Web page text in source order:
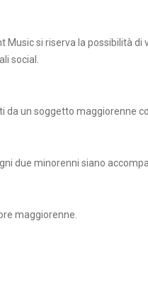
si riserva la possibilità
social.
un soggetto maggiorenne
due minorenni siano
maggiorenne.